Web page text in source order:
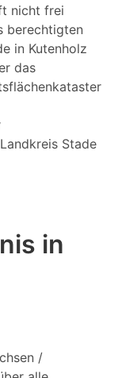
nicht frei
berechtigten
in Kutenholz
das
Stade
in
/